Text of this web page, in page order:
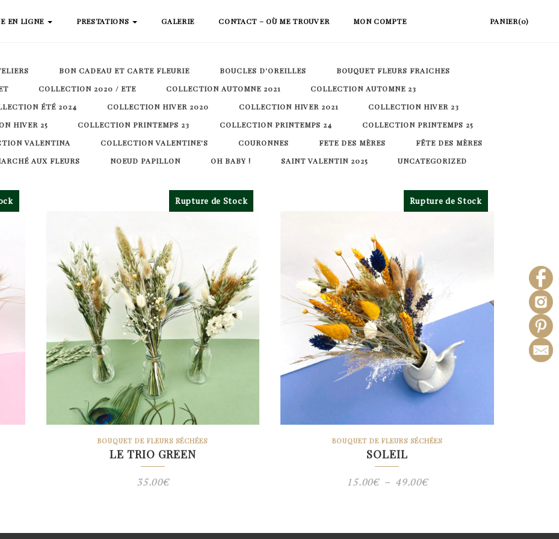
EN LIGNE PRESTATIONS GALERIE CONTACT – OÙ ME TROUVER MON COMPTE PANIER(0)
BON CADEAU ET CARTE FLEURIE BOUCLES D'OREILLES
BOUQUET FLEURS FRAICHES
COLLECTION 2020 / ETE COLLECTION AUTOMNE 2021
COLLECTION AUTOMNE 23
ÉTÉ 2024 COLLECTION HIVER 2020 COLLECTION HIVER 2021
COLLECTION HIVER 23
HIVER 25 COLLECTION PRINTEMPS 23 COLLECTION PRINTEMPS 24
COLLECTION PRINTEMPS 25
VALENTINA COLLECTION VALENTINE'S COURONNES FETE DES MÈRES
FÊTE DES MÈRES
AUX FLEURS NOEUD PAPILLON OH BABY ! SAINT VALENTIN 2025 UNCATEGORIZED
Rupture de Stock
BOUQUET DE FLEURS SÉCHÉES
LE TRIO GREEN
35.00€
Rupture de Stock
BOUQUET DE FLEURS SÉCHÉES
SOLEIL
15.00€ – 49.00€Plage
15.00€